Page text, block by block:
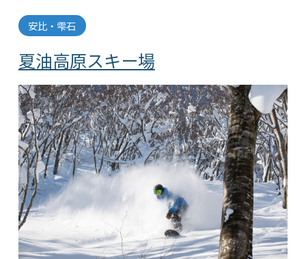
夏油高原スキー場
安比・雫石